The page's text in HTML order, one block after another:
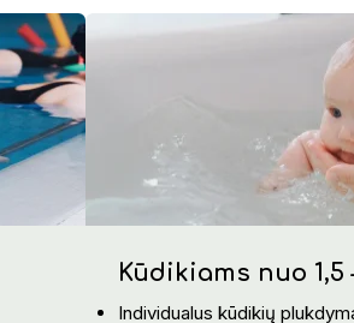
Kūdikiams nuo 1,5
Individualus kūdikių